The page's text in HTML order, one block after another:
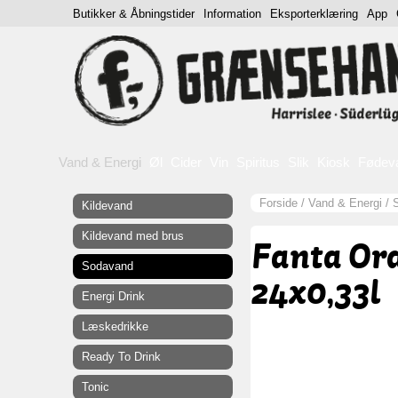
Vand & Energi
Forside / Vand & Energi /
Fanta
24x0,33l
Kildevand
Kildevand med brus
Sodavand
Energi Drink
Læskedrikke
Ready To Drink
Tonic
Butikker & Åbningstider Information Eksporterklæring App